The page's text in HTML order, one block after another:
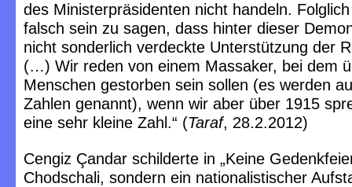
des Ministerpräsidenten nicht handeln.
falsch sein zu sagen, dass hinter dieser
nicht sonderlich verdeckte Unterstützung der
(…) Wir reden von einem Massaker, bei dem
Menschen gestorben sein sollen (es werden
Zahlen genannt), wenn wir aber über 1915
eine sehr kleine Zahl.“ (Taraf, 28.2.2012)
Cengiz Çandar schilderte in „Keine
Chodschali, sondern ein nationalistischer